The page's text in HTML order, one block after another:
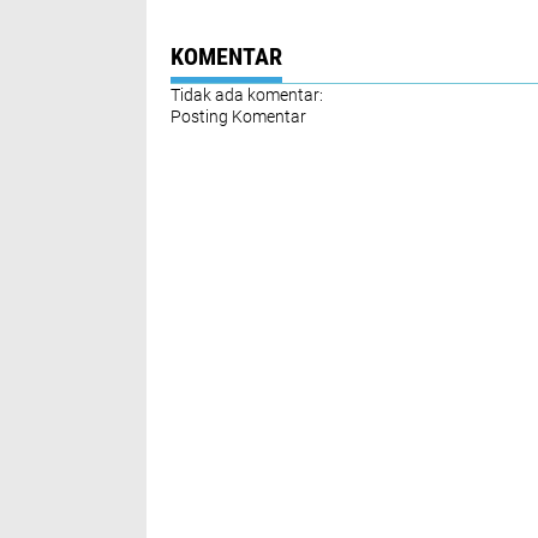
Batu
KOMENTAR
Tidak ada komentar:
Posting Komentar